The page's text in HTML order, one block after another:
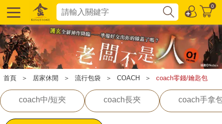
0
首頁 ＞ 居家休閒 ＞ 流行包袋 ＞ COACH ＞ coach零錢/鑰匙包
coach中/短夾 coach長夾 coach手拿